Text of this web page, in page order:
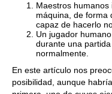
Maestros
máquina, de forma
capaz de hacerlo
Un jugador
durante una
normalmente.
En este artículo nos
posibilidad, aunque